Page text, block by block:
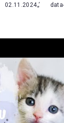
data-